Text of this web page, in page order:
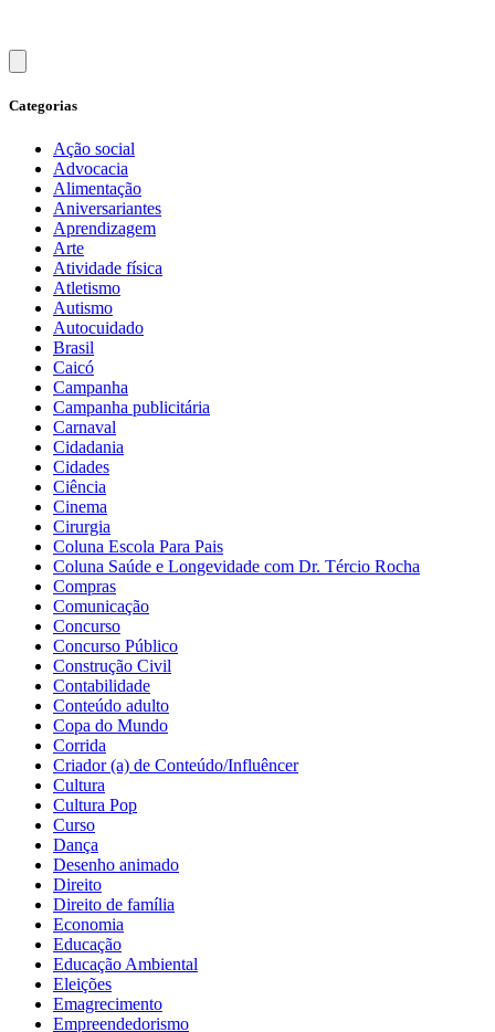
Categorias
Ação social
Advocacia
Alimentação
Aniversariantes
Aprendizagem
Arte
Atividade física
Atletismo
Autismo
Autocuidado
Brasil
Caicó
Campanha
Campanha publicitária
Carnaval
Cidadania
Cidades
Ciência
Cinema
Cirurgia
Coluna Escola Para Pais
Coluna Saúde e Longevidade com Dr. Tércio Rocha
Compras
Comunicação
Concurso
Concurso Público
Construção Civil
Contabilidade
Conteúdo adulto
Copa do Mundo
Corrida
Criador (a) de Conteúdo/Influêncer
Cultura
Cultura Pop
Curso
Dança
Desenho animado
Direito
Direito de família
Economia
Educação
Educação Ambiental
Eleições
Emagrecimento
Empreendedorismo